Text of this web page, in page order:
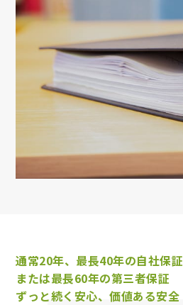
通常20年、最長40年の自社保証
または最長60年の第三者保証
ずっと続く安心、価値ある安全